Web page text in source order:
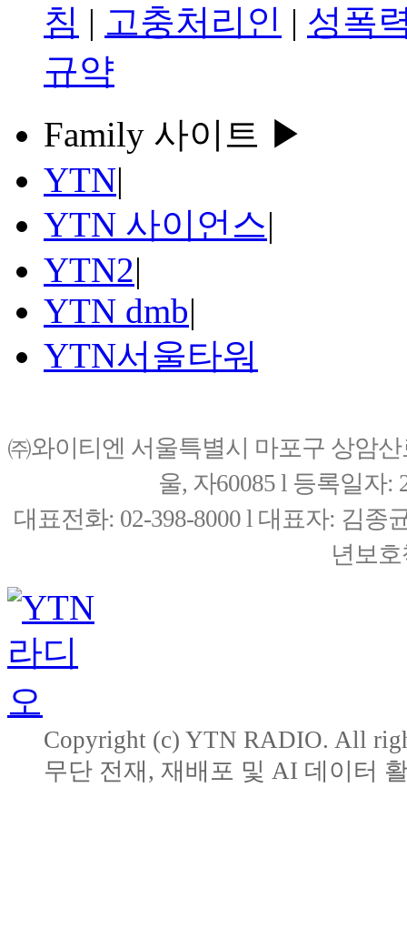
침 | 고충처리인 | 성폭
규약
Family 사이트 ▶
YTN|
YTN 사이언스|
YTN2|
YTN dmb|
YTN서울타워
㈜와이티엔 서울특별시 마포구 상암
울, 자60085 l 등록일자:
대표전화: 02-398-8000 l 대표자: 김종
년보
Copyright (c) YTN RADIO. All
무단 전재, 재배포 및 AI 데이터